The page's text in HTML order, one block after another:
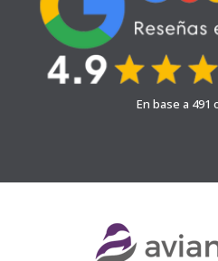
En base a 491